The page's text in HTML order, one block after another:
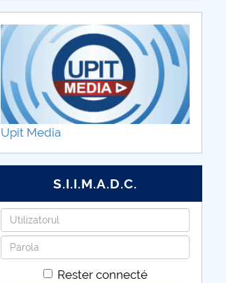
Upit Media
S.I.I.M.A.D.C.
Identifiant
Mot
de
Rester connecté